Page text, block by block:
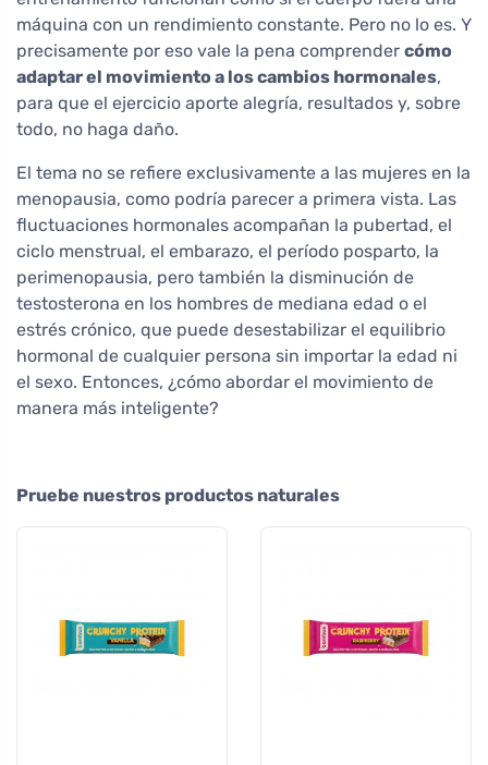
máquina con un rendimiento constante. Pero no lo es. Y
precisamente por eso vale la pena comprender cómo
adaptar el movimiento a los cambios hormonales,
para que el ejercicio aporte alegría, resultados y, sobre
todo, no haga daño.
El tema no se refiere exclusivamente a las mujeres en la
menopausia, como podría parecer a primera vista. Las
fluctuaciones hormonales acompañan la pubertad, el
ciclo menstrual, el embarazo, el período posparto, la
perimenopausia, pero también la disminución de
testosterona en los hombres de mediana edad o el
estrés crónico, que puede desestabilizar el equilibrio
hormonal de cualquier persona sin importar la edad ni
el sexo. Entonces, ¿cómo abordar el movimiento de
manera más inteligente?
Pruebe nuestros productos naturales